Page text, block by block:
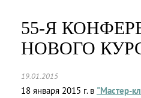
55-Я
НОВОГО
19.01.2015
18 января 2015 г. в "Мастер-